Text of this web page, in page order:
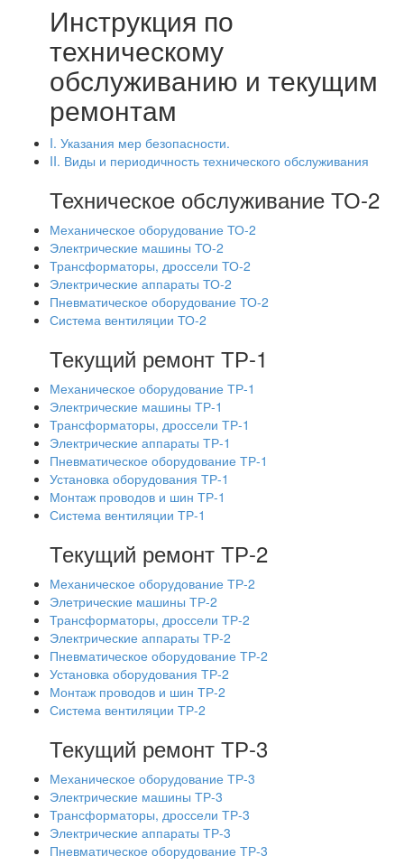
Инструкция по
техническому
обслуживанию и текущим
ремонтам
I. Указания мер безопасности.
II. Виды и периодичность технического обслуживания
Техническое обслуживание ТО-2
Механическое оборудование ТО-2
Электрические машины ТО-2
Трансформаторы, дроссели ТО-2
Электрические аппараты ТО-2
Пневматическое оборудование ТО-2
Система вентиляции ТО-2
Текущий ремонт ТР-1
Механическое оборудование ТР-1
Электрические машины ТР-1
Трансформаторы, дроссели ТР-1
Электрические аппараты ТР-1
Пневматическое оборудование ТР-1
Установка оборудования ТР-1
Монтаж проводов и шин ТР-1
Система вентиляции ТР-1
Текущий ремонт ТР-2
Механическое оборудование ТР-2
Элетрические машины ТР-2
Трансформаторы, дроссели ТР-2
Электрические аппараты ТР-2
Пневматическое оборудование ТР-2
Установка оборудования ТР-2
Монтаж проводов и шин ТР-2
Система вентиляции ТР-2
Текущий ремонт ТР-3
Механическое оборудование ТР-3
Электрические машины ТР-3
Трансформаторы, дроссели ТР-3
Электрические аппараты ТР-3
Пневматическое оборудование ТР-3